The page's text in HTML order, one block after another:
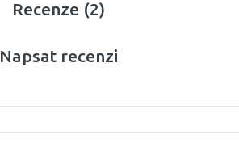
Recenze (2)
Napsat recenzi